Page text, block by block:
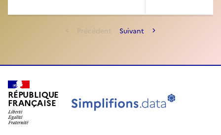
Précédent Suivant
RÉPUBLIQUE
FRANÇAISE